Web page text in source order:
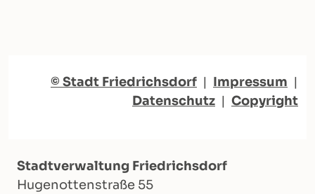
© Stadt Friedrichsdorf | Impressum |
Datenschutz | Copyright
Stadtverwaltung Friedrichsdorf
Hugenottenstraße 55